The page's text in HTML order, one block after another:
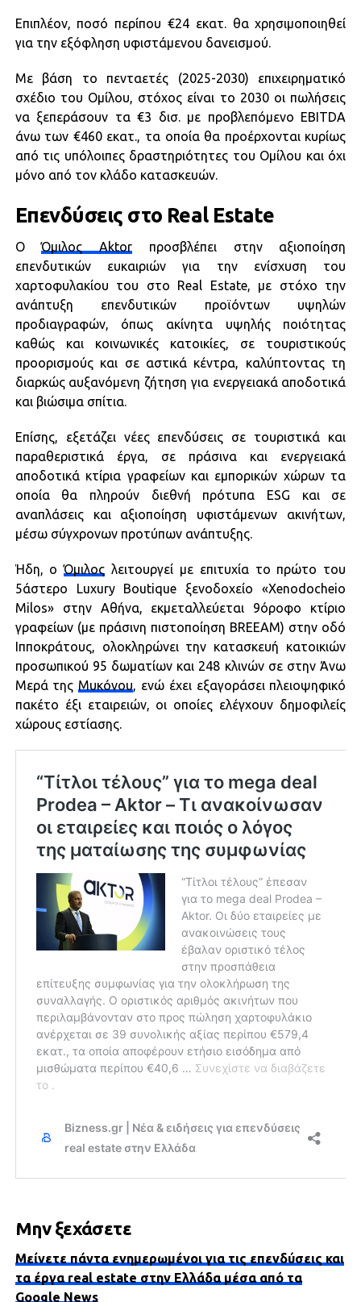
Επιπλέον, ποσό περίπου €24 εκατ. θα χρησιμοποιηθεί
για την εξόφληση υφιστάμενου δανεισμού.
Με βάση το πενταετές (2025-2030) επιχειρηματικό
σχέδιο του Ομίλου, στόχος είναι το 2030 οι πωλήσεις
να ξεπεράσουν τα €3 δισ. με προβλεπόμενο EBITDA
άνω των €460 εκατ., τα οποία θα προέρχονται κυρίως
από τις υπόλοιπες δραστηριότητες του Ομίλου και όχι
μόνο από τον κλάδο κατασκευών.
Επενδύσεις στο Real Estate
ΟΌμιλος Aktor προσβλέπει στην αξιοποίηση
επενδυτικών ευκαιριών για την ενίσχυση του
χαρτοφυλακίου του στο Real Estate, με στόχο την
ανάπτυξη επενδυτικών προϊόντων υψηλών
προδιαγραφών, όπως ακίνητα υψηλής ποιότητας
καθώς και κοινωνικές κατοικίες, σε τουριστικούς
προορισμούς και σε αστικά κέντρα, καλύπτοντας τη
διαρκώς αυξανόμενη ζήτηση για ενεργειακά αποδοτικά
και βιώσιμα σπίτια.
Επίσης, εξετάζει νέες επενδύσεις σε τουριστικά και
παραθεριστικά έργα, σε πράσινα και ενεργειακά
αποδοτικά κτίρια γραφείων και εμπορικών χώρων τα
οποία θα πληρούν διεθνή πρότυπα ESG και σε
αναπλάσεις και αξιοποίηση υφιστάμενων ακινήτων,
μέσω σύγχρονων προτύπων ανάπτυξης.
Ήδη, οΌμιλος λειτουργεί με επιτυχία το πρώτο του
5άστερο Luxury Boutique ξενοδοχείο «Xenodocheio
Milos» στην Αθήνα, εκμεταλλεύεται 9όροφο κτίριο
γραφείων (με πράσινη πιστοποίηση BREEAM) στην οδό
Ιπποκράτους, ολοκληρώνει την κατασκευή κατοικιών
προσωπικού 95 δωματίων και 248 κλινών σε στην Άνω
Μερά της Μυκόνου, ενώ έχει εξαγοράσει πλειοψηφικό
πακέτο έξι εταιρειών, οι οποίες ελέγχουν δημοφιλείς
χώρους εστίασης.
Μην ξεχάσετε
Μείνετε πάντα ενημερωμένοι για τις επενδύσεις και
τα έργα real estate στην Ελλάδα μέσα από τα
Google News